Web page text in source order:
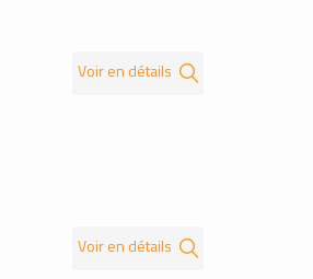
Voir en détails
Voir en détails